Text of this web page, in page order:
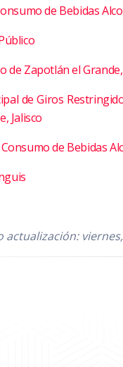
de Bebidas
de Zapotlán el Grande,
de Giros
Jalisco
de Bebidas